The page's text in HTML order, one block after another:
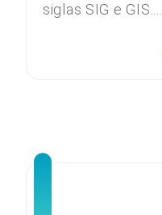
siglas SIG e GIS....